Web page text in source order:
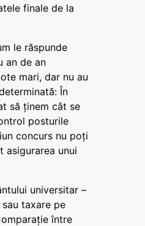
finale de la
le răspunde
an de an
mari, dar nu au
În
să ținem cât se
posturile
concurs nu poți
asigurarea unui
universitar –
taxare pe
între